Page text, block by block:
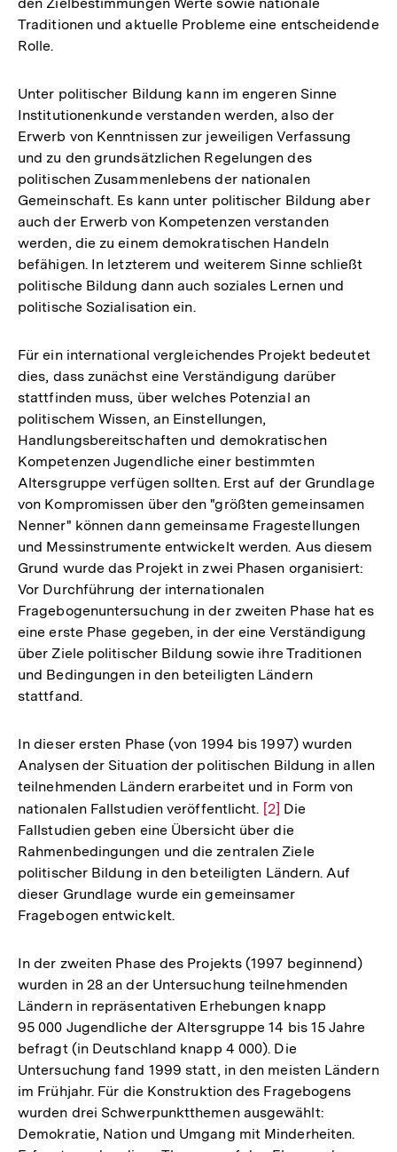
Traditionen und aktuelle Probleme eine entscheidende
Rolle.
Unter politischer Bildung kann im engeren Sinne
Institutionenkunde verstanden werden, also der
Erwerb von Kenntnissen zur jeweiligen Verfassung
und zu den grundsätzlichen Regelungen des
politischen Zusammenlebens der nationalen
Gemeinschaft. Es kann unter politischer Bildung aber
auch der Erwerb von Kompetenzen verstanden
werden, die zu einem demokratischen Handeln
befähigen. In letzterem und weiterem Sinne schließt
politische Bildung dann auch soziales Lernen und
politische Sozialisation ein.
Für ein international vergleichendes Projekt bedeutet
dies, dass zunächst eine Verständigung darüber
stattfinden muss, über welches Potenzial an
politischem Wissen, an Einstellungen,
Handlungsbereitschaften und demokratischen
Kompetenzen Jugendliche einer bestimmten
Altersgruppe verfügen sollten. Erst auf der Grundlage
von Kompromissen über den "größten gemeinsamen
Nenner" können dann gemeinsame Fragestellungen
und Messinstrumente entwickelt werden. Aus diesem
Grund wurde das Projekt in zwei Phasen organisiert:
Vor Durchführung der internationalen
Fragebogenuntersuchung in der zweiten Phase hat es
eine erste Phase gegeben, in der eine Verständigung
über Ziele politischer Bildung sowie ihre Traditionen
und Bedingungen in den beteiligten Ländern
stattfand.
In dieser ersten Phase (von 1994 bis 1997) wurden
Analysen der Situation der politischen Bildung in allen
teilnehmenden Ländern erarbeitet und in Form von
nationalen Fallstudien veröffentlicht. Zur
Auflösung
der
Fußnote
[2] Die
Fallstudien geben eine Übersicht über die
Rahmenbedingungen und die zentralen Ziele
politischer Bildung in den beteiligten Ländern. Auf
dieser Grundlage wurde ein gemeinsamer
Fragebogen entwickelt.
In der zweiten Phase des Projekts (1997 beginnend)
wurden in 28 an der Untersuchung teilnehmenden
Ländern in repräsentativen Erhebungen knapp
95 000 Jugendliche der Altersgruppe 14 bis 15 Jahre
befragt (in Deutschland knapp 4 000). Die
Untersuchung fand 1999 statt, in den meisten Ländern
im Frühjahr. Für die Konstruktion des Fragebogens
wurden drei Schwerpunktthemen ausgewählt:
Demokratie, Nation und Umgang mit Minderheiten.